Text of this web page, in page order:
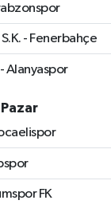
- Fenerbahçe
Alanyaspor
FK